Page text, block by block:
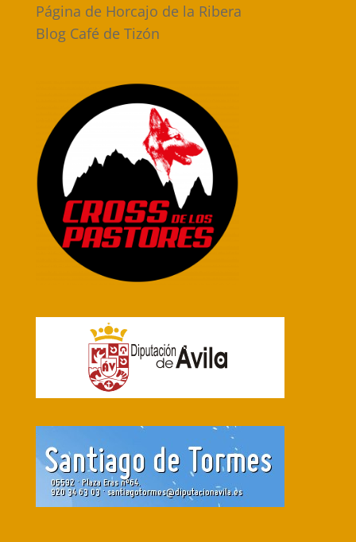
Página de Horcajo de la Ribera
Blog Café de Tizón